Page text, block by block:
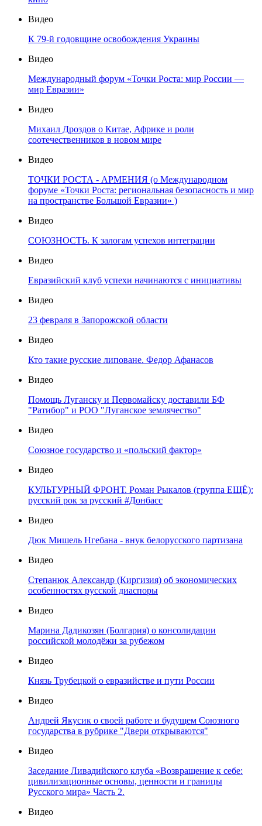
Видео
К 79-й годовщине освобождения Украины
Видео
Международный форум «Точки Роста: мир России —
мир Евразии»
Видео
Михаил Дроздов о Китае, Африке и роли
соотечественников в новом мире
Видео
ТОЧКИ РОСТА - АРМЕНИЯ (о Международном
форуме «Точки Роста: региональная безопасность и мир
на пространстве Большой Евразии» )
Видео
СОЮЗНОСТЬ. К залогам успехов интеграции
Видео
Евразийский клуб успехи начинаются с инициативы
Видео
23 февраля в Запорожской области
Видео
Кто такие русские липоване. Федор Афанасов
Видео
Помощь Луганску и Первомайску доставили БФ
"Ратибор" и РОО "Луганское землячество"
Видео
Союзное государство и «польский фактор»
Видео
КУЛЬТУРНЫЙ ФРОНТ. Роман Рыкалов (группа ЕЩЁ):
русский рок за русский #Донбасс
Видео
Дюк Мишель Нгебана - внук белорусского партизана
Видео
Степанюк Александр (Киргизия) об экономических
особенностях русской диаспоры
Видео
Марина Дадикозян (Болгария) о консолидации
российской молодёжи за рубежом
Видео
Князь Трубецкой о евразийстве и пути России
Видео
Андрей Якусик о своей работе и будущем Союзного
государства в рубрике "Двери открываются"
Видео
Заседание Ливадийского клуба «Возвращение к себе:
цивилизационные основы, ценности и границы
Русского мира» Часть 2.
Видео